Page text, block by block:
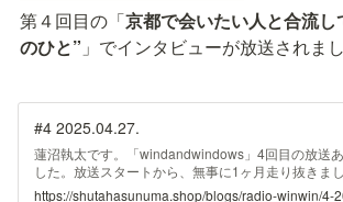
第４回目の「京都で会いたい人と合流し
のひと” 」でインタビューが放送されま
#4 2025.04.27.
蓮沼執太です。「windandwindows」4回目の放送
した。放送スタートから、無事に1ヶ月走り抜きま
ジオの特殊さが際立ってきましたね！ ・「京都で会
https://shutahasunuma.shop/blogs/radio-winwin/4-